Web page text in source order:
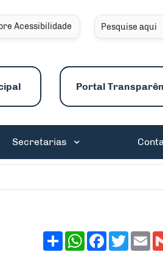
Acessibilidade
Pesquisar
Portal
Secretarias
ShareWhatsApp